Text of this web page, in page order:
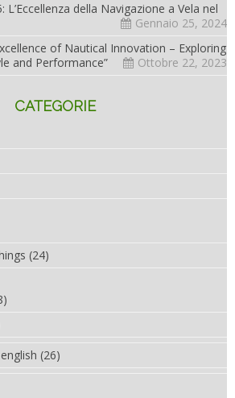
L’Eccellenza della Navigazione a Vela nel
Gennaio 25, 2024
of Nautical Innovation – Exploring
and Performance”
Ottobre 22, 2023
CATEGORIE
(24)
(26)